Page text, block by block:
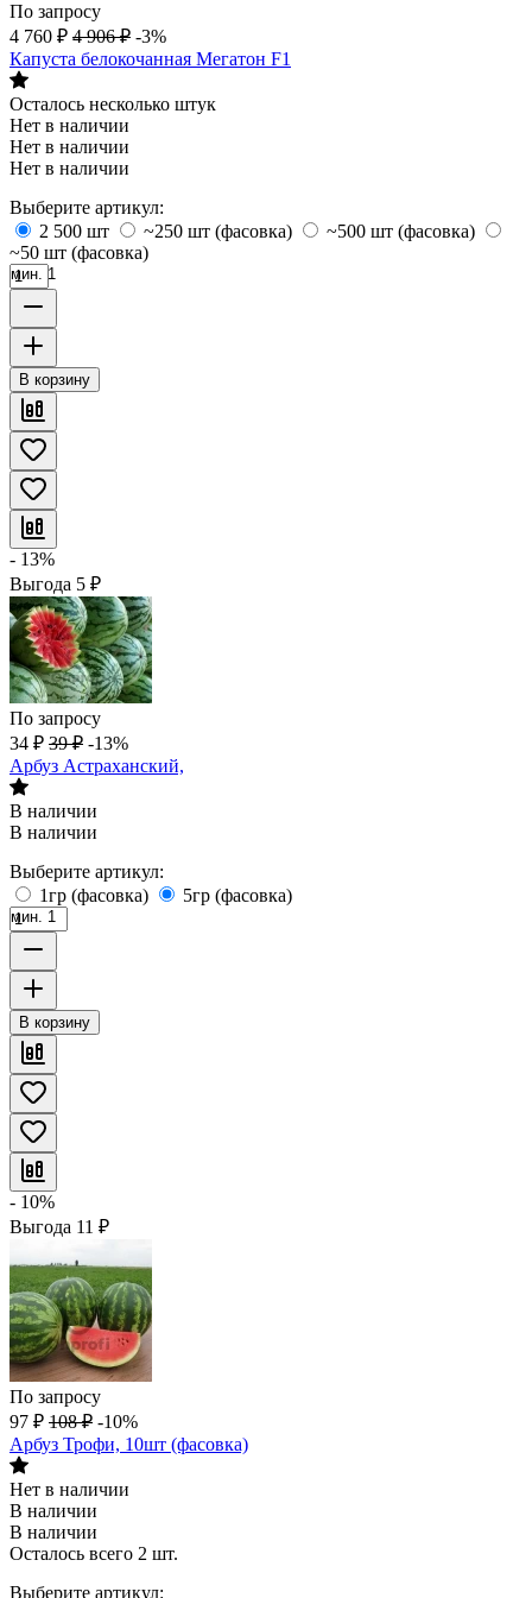
По запросу
4 760 ₽ 4 906 ₽ -3%
Капуста белокочанная Мегатон F1
Осталось несколько штук
Нет в наличии
Нет в наличии
Нет в наличии
Выберите артикул:
2 500 шт
~250 шт (фасовка)
~500 шт (фасовка)
~50 шт (фасовка)
мин. 1
В корзину
- 13%
Выгода 5 ₽
По запросу
34 ₽ 39 ₽ -13%
Арбуз Астраханский,
В наличии
В наличии
Выберите артикул:
1гр (фасовка)
5гр (фасовка)
мин. 1
В корзину
- 10%
Выгода 11 ₽
По запросу
97 ₽ 108 ₽ -10%
Арбуз Трофи, 10шт (фасовка)
Нет в наличии
В наличии
В наличии
Осталось всего 2 шт.
Выберите артикул: